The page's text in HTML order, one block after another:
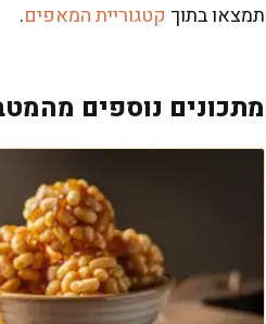
תמצאו בתוך קטגוריית המאפים.
מתכונים נוספים